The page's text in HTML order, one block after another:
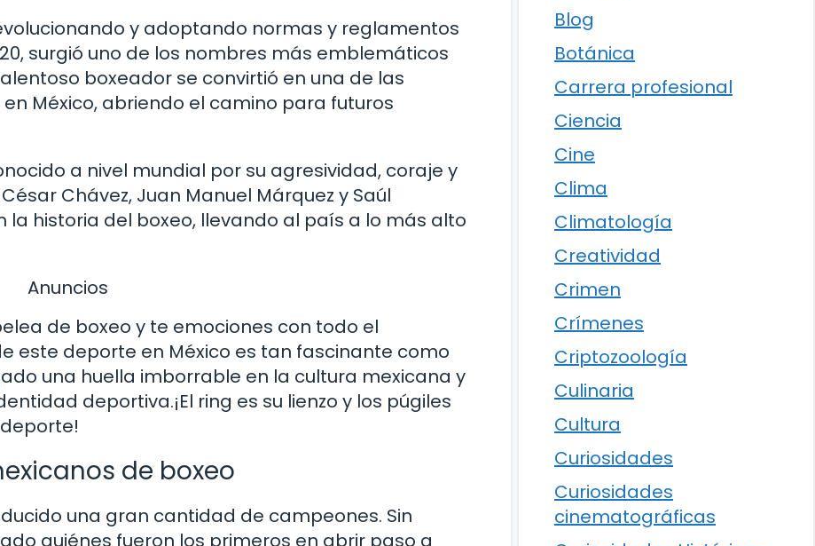
y adoptando normas y reglamentos
surgió uno de los nombres más emblemáticos
boxeador se convirtió en una de las
México, abriendo el camino para futuros
a nivel mundial por su agresividad, coraje y
Chávez, Juan Manuel Márquez y Saúl
la historia del boxeo, llevando al país a lo más alto
Anuncios
de boxeo y te emociones con todo el
este deporte en México es tan fascinante como
una huella imborrable en la cultura mexicana y
deportiva.¡El ring es su lienzo y los púgiles
de boxeo
una gran cantidad de campeones. Sin
quiénes fueron los primeros en abrir paso a
Blog
Botánica
Carrera profesional
Ciencia
Cine
Clima
Climatología
Creatividad
Crimen
Crímenes
Criptozoología
Culinaria
Cultura
Curiosidades
Curiosidades
cinematográficas